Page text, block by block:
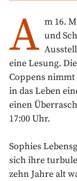
A m 16.
und
eine Lesung.
Coppens nimmt
in das Leben
einen
17:00 Uhr.
Sophies
sich ihre
zehn Jahre alt